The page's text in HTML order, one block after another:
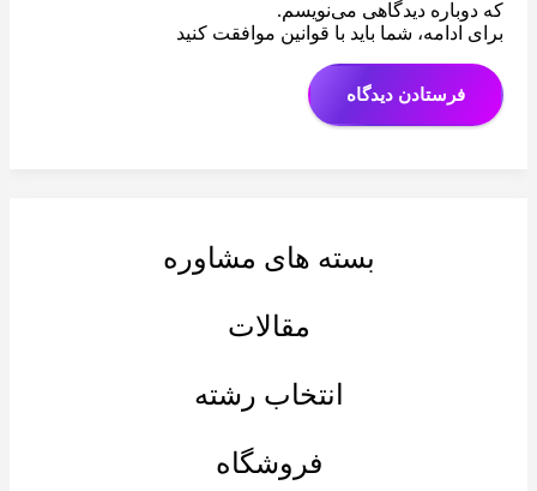
که دوباره دیدگاهی می‌نویسم.
برای ادامه، شما باید با قوانین موافقت کنید
فرستادن دیدگاه
بسته های مشاوره
مقالات
انتخاب رشته
فروشگاه